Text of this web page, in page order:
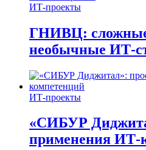
ИТ-проекты
ГНИВЦ:
необычные
ИТ-проекты
«СИБУР
применения ИТ-